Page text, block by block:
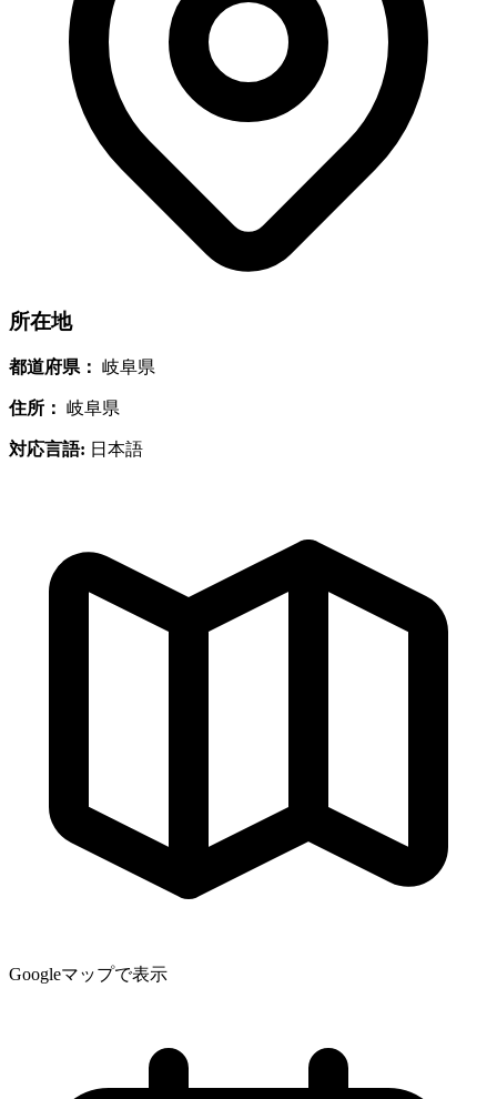
所在地
都道府県： 岐阜県
住所： 岐阜県
対応言語: 日本語
Googleマップで表示